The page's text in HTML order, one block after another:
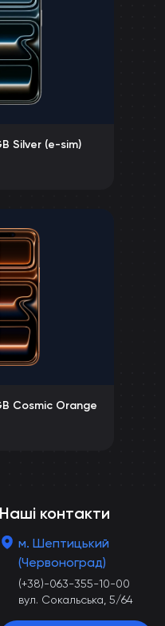
Silver (e-sim)
Cosmic Orange
Наші контакти
м. Шептицький
(Червоноград)
(+38)-063-355-10-00
вул. Сокальська, 5/64